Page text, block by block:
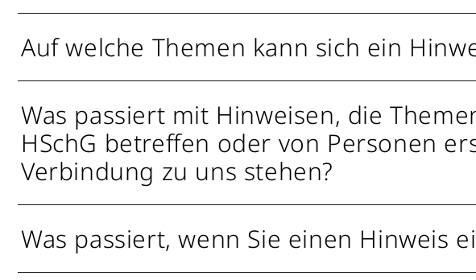
Auf welche Themen kann sich ein
Was passiert mit Hinweisen, die
HSchG betreffen oder von Personen
Verbindung zu uns stehen?
Was passiert, wenn Sie einen Hinweis